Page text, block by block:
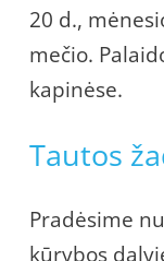
20 d.,
mečio.
kapinėse.
Tautos
Pradėsime
kūrybos